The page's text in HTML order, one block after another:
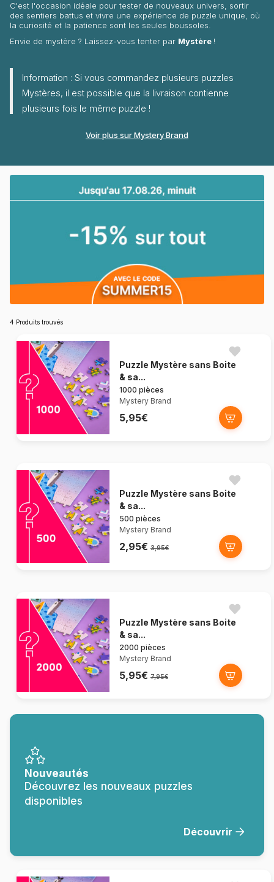
C'est l'occasion idéale pour tester de nouveaux univers, sortir
des sentiers battus et vivre une expérience de puzzle unique, où
la curiosité et la patience sont les seules boussoles.
Envie de mystère ? Laissez-vous tenter par Mystère !
Information : Si vous commandez plusieurs puzzles
Mystères, il est possible que la livraison contienne
plusieurs fois le même puzzle !
Voir plus sur Mystery Brand
4 Produits trouvés
Puzzle Mystère sans Boite
& sa...
1000 pièces
Mystery Brand
5,95€
Puzzle Mystère sans Boite
& sa...
500 pièces
Mystery Brand
2,95€ 3,95€
Puzzle Mystère sans Boite
& sa...
2000 pièces
Mystery Brand
5,95€ 7,95€
Nouveautés
Découvrez les nouveaux puzzles
disponibles
Découvrir